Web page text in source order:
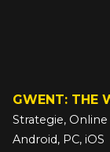
GWENT: THE
Strategie, Online
Android, PC, iOS